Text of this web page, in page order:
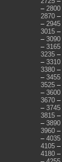
– 2800
2870 –
– 2945
3015 –
– 3090
– 3165
3235 –
– 3310
3380 –
– 3455
3525 –
– 3600
3670 –
– 3745
3815 –
– 3890
3960 –
– 4035
4105 –
4180 –